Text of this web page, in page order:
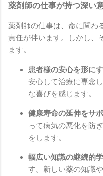
薬剤師の仕事が持つ深い
薬剤師の仕事は、命に関わ
責任が伴います。しかし、
ます。
患者様の安心を形にす
安心して治療に専念
な喜びを感じます。
健康寿命の延伸をサ
って病気の悪化を防
をします。
幅広い知識の継続的学
す。新しい薬の知識